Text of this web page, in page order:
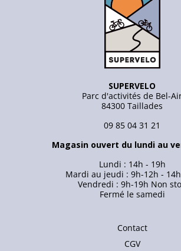
SUPERVELO
Parc d'activités de Bel-
84300 Taillades
09 85 04 31 21
Magasin ouvert du lundi au
Lundi : 14h - 19h
Mardi au jeudi : 9h-12h -
Vendredi : 9h-19h Non
Fermé le samedi
Contact
CGV